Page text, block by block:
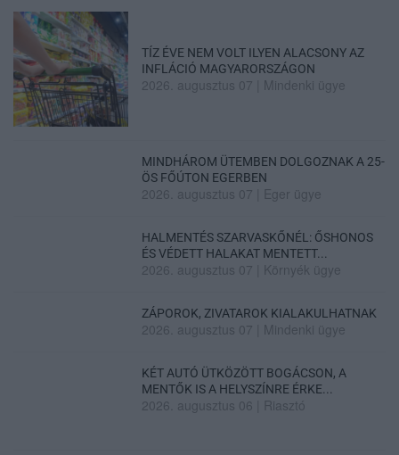
TÍZ ÉVE NEM VOLT ILYEN ALACSONY AZ
INFLÁCIÓ MAGYARORSZÁGON
2026. augusztus 07 Mindenki ügye
MINDHÁROM ÜTEMBEN DOLGOZNAK A 25-
ÖS FŐÚTON EGERBEN
2026. augusztus 07 Eger ügye
HALMENTÉS SZARVASKŐNÉL: ŐSHONOS
ÉS VÉDETT HALAKAT MENTETT...
2026. augusztus 07 Környék ügye
ZÁPOROK, ZIVATAROK KIALAKULHATNAK
2026. augusztus 07 Mindenki ügye
KÉT AUTÓ ÜTKÖZÖTT BOGÁCSON, A
MENTŐK IS A HELYSZÍNRE ÉRKE...
2026. augusztus 06 Riasztó